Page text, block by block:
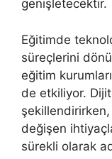
genişletecektir.
Eğitimde
süreçlerini
eğitim
de etkiliyor.
değişen
sürekli olarak